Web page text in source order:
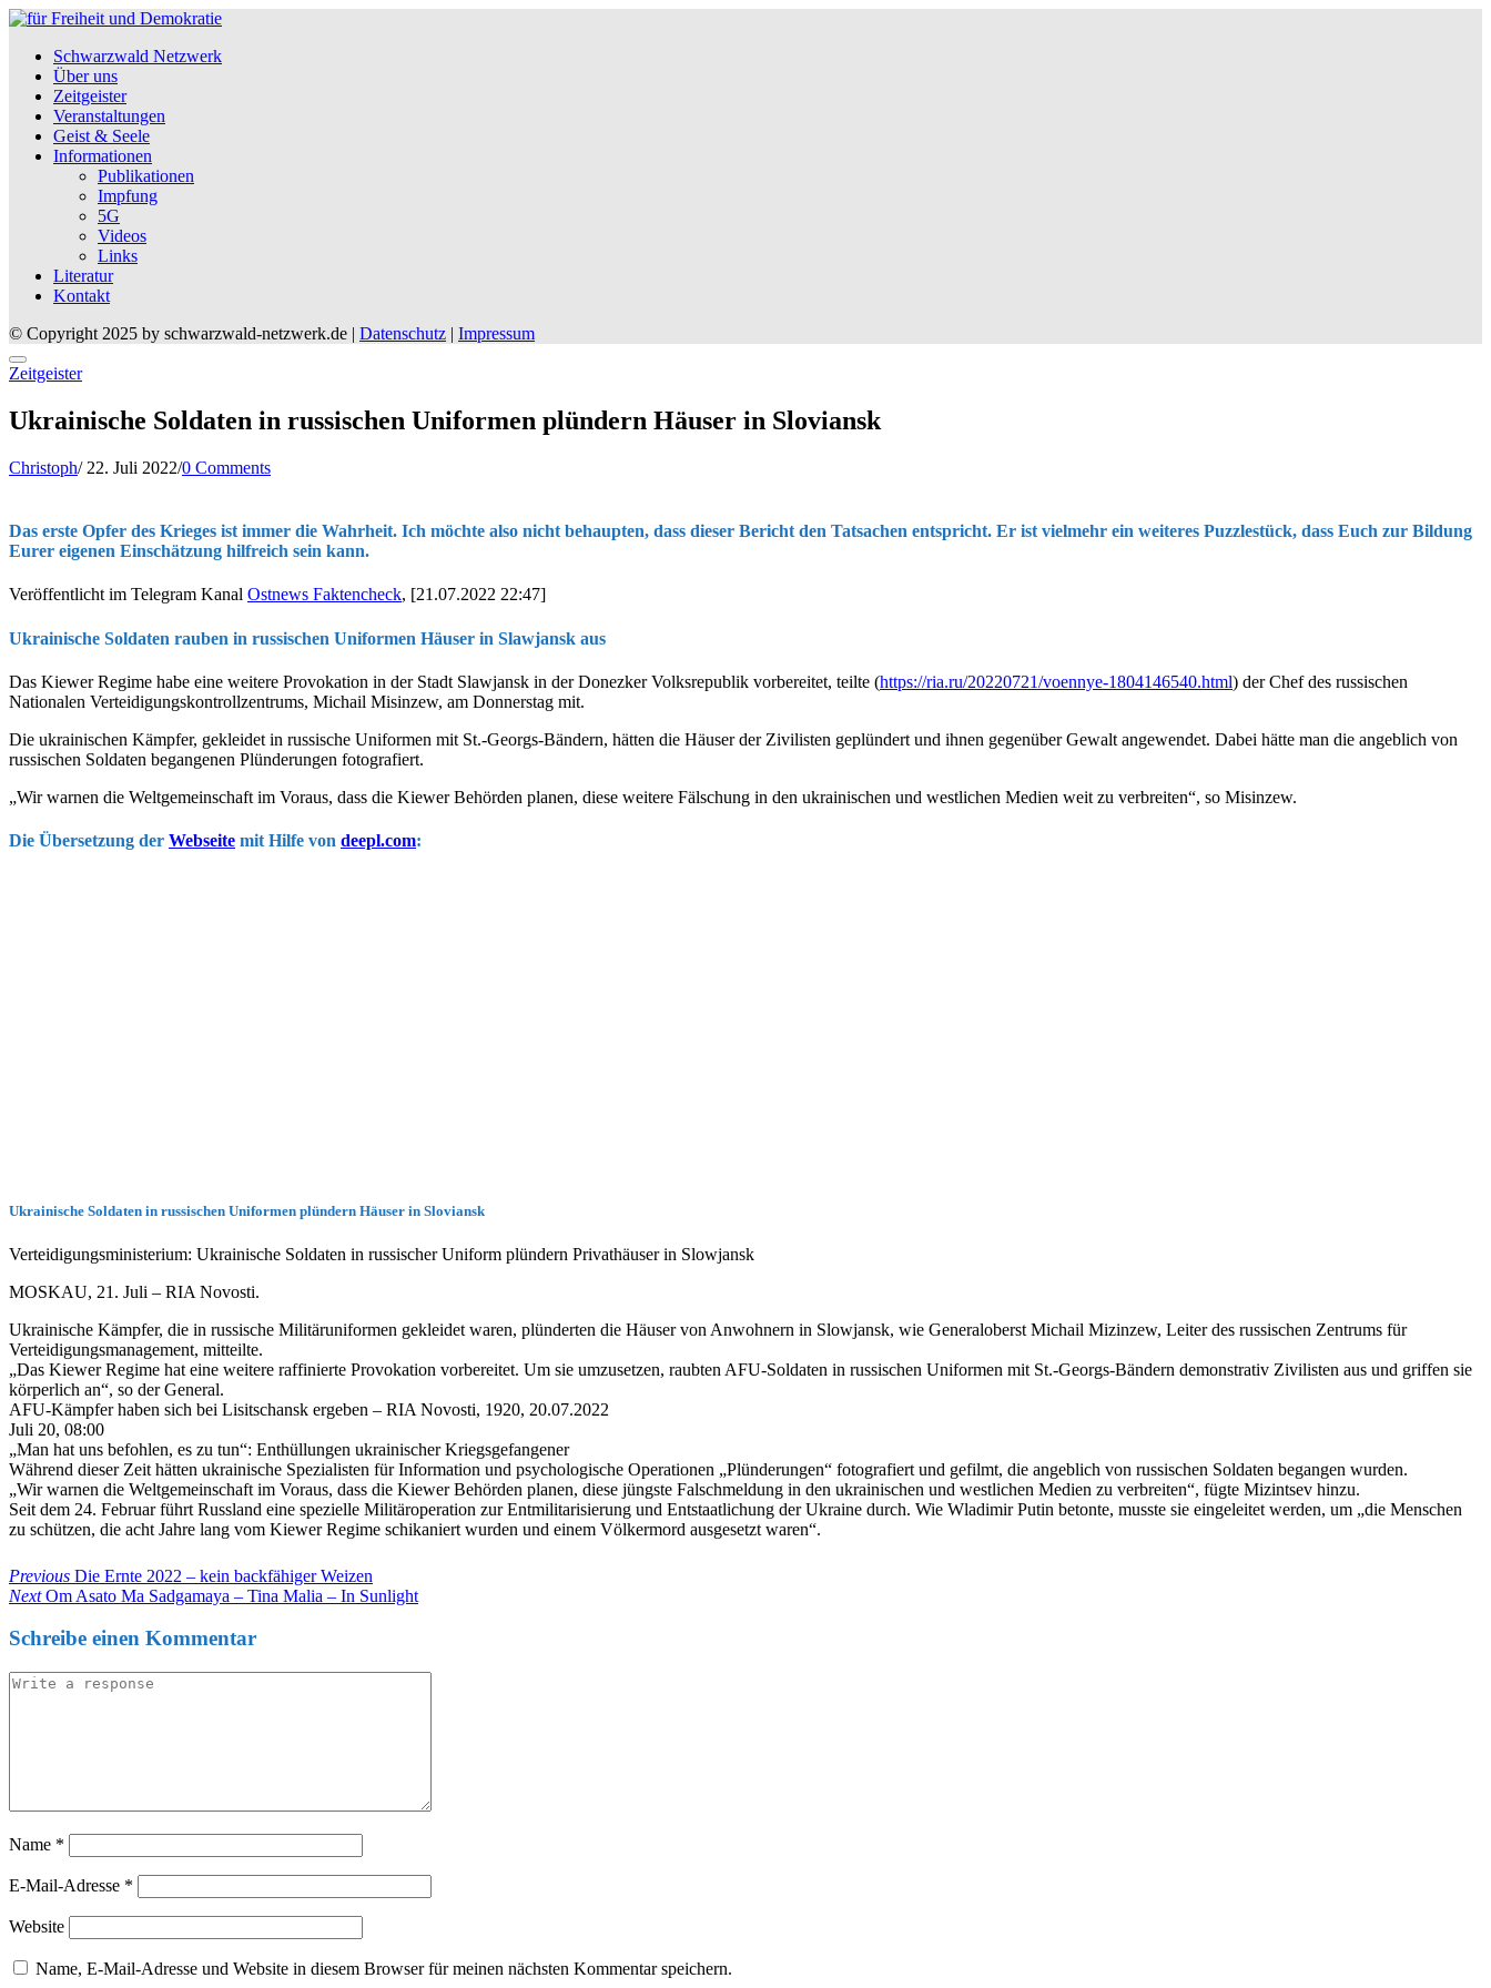
Schwarzwald Netzwerk
Über uns
Zeitgeister
Veranstaltungen
Geist & Seele
Informationen
Publikationen
Impfung
5G
Videos
Links
Literatur
Kontakt
© Copyright 2025 by schwarzwald-netzwerk.de | Datenschutz | Impressum
Posted
Zeitgeister
Ukrainische Soldaten in russischen Uniformen plündern Häuser in Sloviansk
Christoph/Posted
22. Juli 2022/0 Comments
Das erste Opfer des Krieges ist immer die Wahrheit. Ich möchte also nicht behaupten, dass dieser Bericht den Tatsachen entspricht. Er ist vielmehr ein weiteres Puzzlestück, dass Euch zur Bildung
Eurer eigenen Einschätzung hilfreich sein kann.
Veröffentlicht im Telegram Kanal Ostnews Faktencheck, [21.07.2022 22:47]
Ukrainische Soldaten rauben in russischen Uniformen Häuser in Slawjansk aus
Das Kiewer Regime habe eine weitere Provokation in der Stadt Slawjansk in der Donezker Volksrepublik vorbereitet, teilte (https://ria.ru/20220721/voennye-1804146540.html) der Chef des russischen
Nationalen Verteidigungskontrollzentrums, Michail Misinzew, am Donnerstag mit.
Die ukrainischen Kämpfer, gekleidet in russische Uniformen mit St.-Georgs-Bändern, hätten die Häuser der Zivilisten geplündert und ihnen gegenüber Gewalt angewendet. Dabei hätte man die angeblich von
russischen Soldaten begangenen Plünderungen fotografiert.
„Wir warnen die Weltgemeinschaft im Voraus, dass die Kiewer Behörden planen, diese weitere Fälschung in den ukrainischen und westlichen Medien weit zu verbreiten“, so Misinzew.
Die Übersetzung der Webseite mit Hilfe von deepl.com:
Ukrainische Soldaten in russischen Uniformen plündern Häuser in Sloviansk
Verteidigungsministerium: Ukrainische Soldaten in russischer Uniform plündern Privathäuser in Slowjansk
MOSKAU, 21. Juli – RIA Novosti.
Ukrainische Kämpfer, die in russische Militäruniformen gekleidet waren, plünderten die Häuser von Anwohnern in Slowjansk, wie Generaloberst Michail Mizinzew, Leiter des russischen Zentrums für
Verteidigungsmanagement, mitteilte.
„Das Kiewer Regime hat eine weitere raffinierte Provokation vorbereitet. Um sie umzusetzen, raubten AFU-Soldaten in russischen Uniformen mit St.-Georgs-Bändern demonstrativ Zivilisten aus und griffen sie
körperlich an“, so der General.
AFU-Kämpfer haben sich bei Lisitschansk ergeben – RIA Novosti, 1920, 20.07.2022
Juli 20, 08:00
„Man hat uns befohlen, es zu tun“: Enthüllungen ukrainischer Kriegsgefangener
Während dieser Zeit hätten ukrainische Spezialisten für Information und psychologische Operationen „Plünderungen“ fotografiert und gefilmt, die angeblich von russischen Soldaten begangen wurden.
„Wir warnen die Weltgemeinschaft im Voraus, dass die Kiewer Behörden planen, diese jüngste Falschmeldung in den ukrainischen und westlichen Medien zu verbreiten“, fügte Mizintsev hinzu.
Seit dem 24. Februar führt Russland eine spezielle Militäroperation zur Entmilitarisierung und Entstaatlichung der Ukraine durch. Wie Wladimir Putin betonte, musste sie eingeleitet werden, um „die Menschen
zu schützen, die acht Jahre lang vom Kiewer Regime schikaniert wurden und einem Völkermord ausgesetzt waren“.
Beitragsnavigation
Previous
Post
Previous Die Ernte 2022 – kein backfähiger Weizen
Next
Next Om Asato Ma Sadgamaya – Tina Malia – In Sunlight
Schreibe einen Kommentar
Name *
E-Mail-Adresse *
Website
Name, E-Mail-Adresse und Website in diesem Browser für meinen nächsten Kommentar speichern.